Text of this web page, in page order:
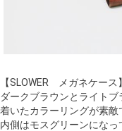
【SLOWER メガネケース】
ダークブラウンとライト
着いたカラーリングが素敵
内側はモスグリーンにな